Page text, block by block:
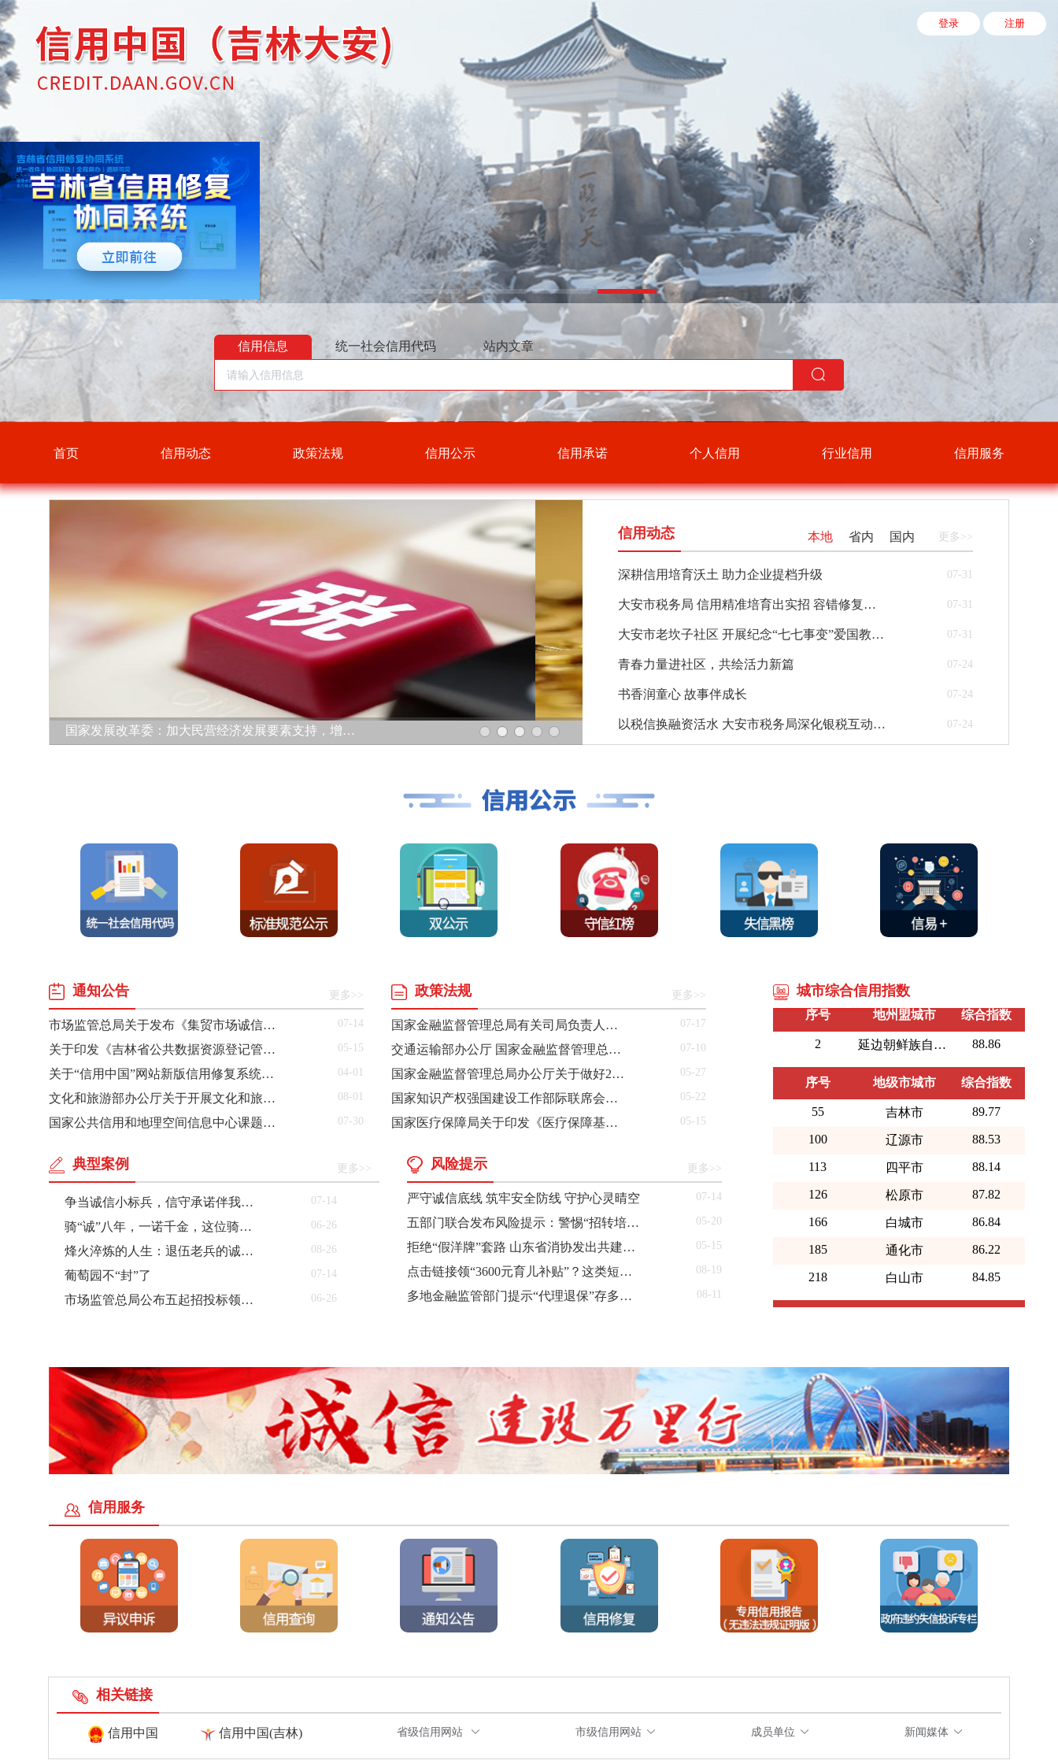
首页 信用动态 政策法规 信用公示 信用承诺 个人信用 行业信用 信用服务
登录 注册
信用信息 统一社会信用代码 站内文章
国家发展改革委：加大民营经济发展要素支持，增强“信易贷”质效
信用动态 本地 省内 国内 更多>>
深耕信用培育沃土 助力企业提档升级 07-31
大安市税务局 信用精准培育出实招 容错修复为企纾困 07-31
大安市老坎子社区 开展纪念“七七事变”爱国教育宣讲活动 07-31
青春力量进社区，共绘活力新篇 07-24
书香润童心 故事伴成长 07-24
以税信换融资活水 大安市税务局深化银税互动纾困小微企业 07-24
通知公告 更多>>
市场监管总局关于发布《集贸市场诚信计量评价规范》的公告 07-14
关于印发《吉林省公共数据资源登记管理实施细则（试行）》的通知 05-15
关于“信用中国”网站新版信用修复系统上线试运行的公告 04-01
文化和旅游部办公厅关于开展文化和旅游市场信用经济发展试点工作（2025—2026年）的通知 08-01
国家公共信用和地理空间信息中心课题征集入选公告 07-30
政策法规 更多>>
国家金融监督管理总局有关司局负责人就《国家金融监督管理总局关于严重失信主体名单管理的规定（试行）》答记者问 07-17
交通运输部办公厅 国家金融监督管理总局办公厅关于实施海船开航“一件事”的通知 07-10
国家金融监督管理总局办公厅关于做好2026年小微企业金融服务工作的通知 05-27
国家知识产权强国建设工作部际联席会议办公室关于印发《2026年知识产权强国建设推进计划》的通知 05-22
国家医疗保障局关于印发《医疗保障基金监督检查五年行动计划（2026年—2030年）》的通知 05-15
典型案例 更多>>
争当诚信小标兵，信守承诺伴我行——记天鹅湾小学2025-2026学年度诚信主题系列活动 07-14
骑“诚”八年，一诺千金，这位骑手妈妈用12万单“零差评”证明诚信是最硬的风骨 06-26
烽火淬炼的人生：退伍老兵的诚信与大爱 08-26
葡萄园不“封”了 07-14
市场监管总局公布五起招投标领域系统整治典型案例 06-26
风险提示 更多>>
严守诚信底线 筑牢安全防线 守护心灵晴空 07-14
五部门联合发布风险提示：警惕“招转培”“培训贷”招聘骗局 05-20
拒绝“假洋牌”套路 山东省消协发出共建诚信消费倡议 05-15
点击链接领“3600元育儿补贴”？这类短信是诈骗 08-19
多地金融监管部门提示“代理退保”存多重风险 08-11
城市综合信用指数
序号 省会级城市 综合指数
序号 地州盟城市
2 延边朝鲜族自治州 88.86
序号 地级市城市 综合指数
55 吉林市 89.77
序号 县级市城市 综合指数
34
40 敦化市
45 公主岭市 89.45
47 延吉市 89.26
76 德惠市 88.32
81 和龙市 88.22
集安市
111 临江市 87.65
116 榆树市 87.49
140 双辽市 86.61
信用服务
相关链接
信用中国 信用中国(吉林) 省级信用网站 市级信用网站 成员单位 新闻媒体